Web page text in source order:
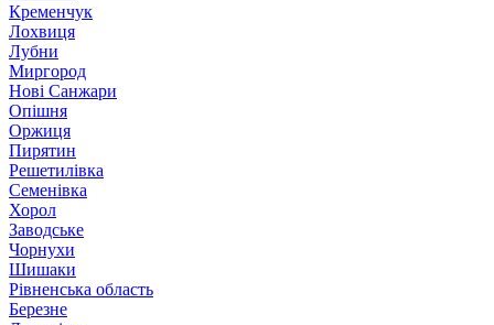
Кременчук
Лохвиця
Лубни
Миргород
Нові Санжари
Опішня
Оржиця
Пирятин
Решетилівка
Семенівка
Хорол
Заводське
Чорнухи
Шишаки
Рівненська область
Березне